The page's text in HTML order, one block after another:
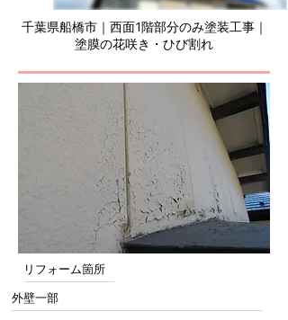
千葉県船橋市｜西面1階部分のみ塗装工事｜
塗膜の花咲き・ひび割れ
リフォーム箇所
外壁一部